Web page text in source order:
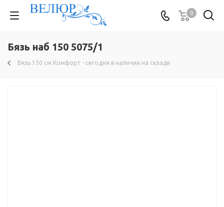
0
Бязь наб 150 5075/1
Бязь 150 см Комфорт - сегодня в наличии на складе